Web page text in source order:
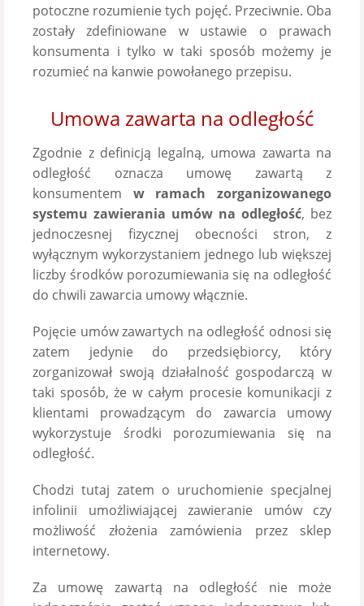
potoczne rozumienie tych pojęć. Przeciwnie. Oba
zostały zdefiniowane w ustawie o prawach
konsumenta i tylko w taki sposób możemy je
rozumieć na kanwie powołanego przepisu.
Umowa zawarta na odległość
Zgodnie z definicją legalną, umowa zawarta na
odległość oznacza umowę zawartą z
konsumentem w ramach zorganizowanego
systemu zawierania umów na odległość, bez
jednoczesnej fizycznej obecności stron, z
wyłącznym wykorzystaniem jednego lub większej
liczby środków porozumiewania się na odległość
do chwili zawarcia umowy włącznie.
Pojęcie umów zawartych na odległość odnosi się
zatem jedynie do przedsiębiorcy, który
zorganizował swoją działalność gospodarczą w
taki sposób, że w całym procesie komunikacji z
klientami prowadzącym do zawarcia umowy
wykorzystuje środki porozumiewania się na
odległość.
Chodzi tutaj zatem o uruchomienie specjalnej
infolinii umożliwiającej zawieranie umów czy
możliwość złożenia zamówienia przez sklep
internetowy.
Za umowę zawartą na odległość nie może